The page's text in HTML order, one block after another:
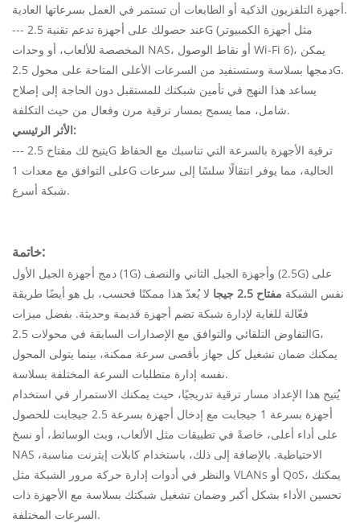
أجهزة التلفزيون الذكية أو الطابعات أن تستمر في العمل بسرعاتها العادية.
--- عند حصولك على أجهزة تدعم تقنية 2.5G (مثل أجهزة الكمبيوتر
المخصصة للألعاب، أو وحدات NAS، أو نقاط الوصول Wi-Fi 6)، يمكن
دمجها بسلاسة وستستفيد من السرعات الأعلى المتاحة على محول 2.5G.
يساعد هذا النهج في تأمين شبكتك للمستقبل دون الحاجة إلى إصلاح
شامل، مما يسمح بمسار ترقية مرن وفعال من حيث التكلفة.
الأثر الرئيسي:
--- يتيح لك مفتاح 2.5G ترقية الأجهزة بالسرعة التي تناسبك مع الحفاظ
على التوافق مع معدات 1G الحالية، مما يوفر انتقالًا سلسًا إلى سرعات
شبكة أسرع.
خاتمة:
دمج أجهزة الجيل الأول (1G) وأجهزة الجيل الثاني والنصف (2.5G) على
نفس الشبكة مفتاح 2.5 جيجا
لا يُعدّ هذا ممكنًا فحسب، بل هو أيضًا طريقة
فعّالة للغاية لإدارة شبكة تضم أجهزة قديمة وحديثة. بفضل ميزات
التفاوض التلقائي والتوافق مع الإصدارات السابقة في محولات 2.5G،
يمكنك ضمان تشغيل كل جهاز بأقصى سرعة ممكنة، بينما يتولى المحول
نفسه إدارة متطلبات السرعة المختلفة بسلاسة.
يُتيح هذا الإعداد مسار ترقية تدريجيًا، حيث يمكنك الاستمرار في استخدام
أجهزة بسرعة 1 جيجابت مع إدخال أجهزة بسرعة 2.5 جيجابت للحصول
على أداء أعلى، خاصةً في تطبيقات مثل الألعاب، وبث الوسائط، أو نسخ
NAS الاحتياطية. بالإضافة إلى ذلك، باستخدام كابلات إيثرنت مناسبة،
والنظر في أدوات إدارة حركة مرور الشبكة مثل VLANs أو QoS، يمكنك
تحسين الأداء بشكل أكبر وضمان تشغيل شبكتك بسلاسة مع الأجهزة ذات
السرعات المختلفة.